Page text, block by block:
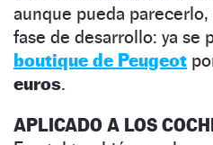
aunque pueda
fase de desarrollo: ya se
boutique de Peugeot
euros.
APLICADO A LOS